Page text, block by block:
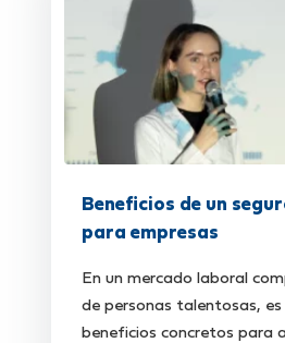
Beneficios de un
para empresas
En un mercado laboral
de personas talentosas, es
beneficios concretos para